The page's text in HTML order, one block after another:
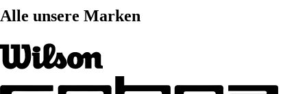
Alle unsere Marken